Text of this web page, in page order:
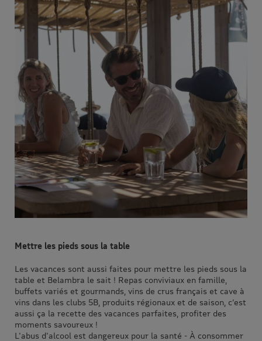
Mettre les pieds sous la table
Les vacances sont aussi faites pour mettre les pieds sous la
table et Belambra le sait ! Repas conviviaux en famille,
buffets variés et gourmands, vins de crus français et cave à
vins dans les clubs 5B, produits régionaux et de saison, c’est
aussi ça la recette des vacances parfaites, profiter des
moments savoureux !
L'abus d'alcool est dangereux pour la santé - À consommer